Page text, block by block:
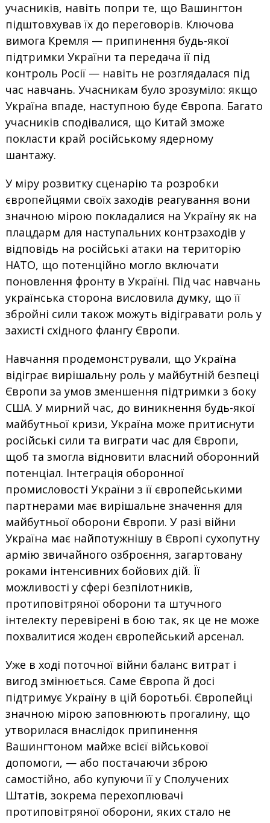
учасників, навіть попри те, що Вашингтон
підштовхував їх до переговорів. Ключова
вимога Кремля — припинення будь-якої
підтримки України та передача її під
контроль Росії — навіть не розглядалася під
час навчань. Учасникам було зрозуміло: якщо
Україна впаде, наступною буде Європа. Багато
учасників сподівалися, що Китай зможе
покласти край російському ядерному
шантажу.
У міру розвитку сценарію та розробки
європейцями своїх заходів реагування вони
значною мірою покладалися на Україну як на
плацдарм для наступальних контрзаходів у
відповідь на російські атаки на територію
НАТО, що потенційно могло включати
поновлення фронту в Україні. Під час навчань
українська сторона висловила думку, що її
збройні сили також можуть відігравати роль у
захисті східного флангу Європи.
Навчання продемонстрували, що Україна
відіграє вирішальну роль у майбутній безпеці
Європи за умов зменшення підтримки з боку
США. У мирний час, до виникнення будь-якої
майбутньої кризи, Україна може притиснути
російські сили та виграти час для Європи,
щоб та змогла відновити власний оборонний
потенціал. Інтеграція оборонної
промисловості України з її європейськими
партнерами має вирішальне значення для
майбутньої оборони Європи. У разі війни
Україна має найпотужнішу в Європі сухопутну
армію звичайного озброєння, загартовану
роками інтенсивних бойових дій. Її
можливості у сфері безпілотників,
протиповітряної оборони та штучного
інтелекту перевірені в бою так, як це не може
похвалитися жоден європейський арсенал.
Уже в ході поточної війни баланс витрат і
вигод змінюється. Саме Європа й досі
підтримує Україну в цій боротьбі. Європейці
значною мірою заповнюють прогалину, що
утворилася внаслідок припинення
Вашингтоном майже всієї військової
допомоги, — або постачаючи зброю
самостійно, або купуючи її у Сполучених
Штатів, зокрема перехоплювачі
протиповітряної оборони, яких стало не